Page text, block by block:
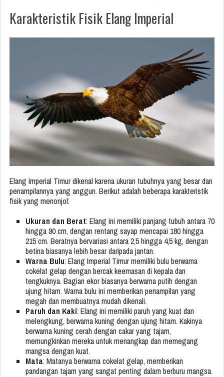
Karakteristik Fisik Elang Imperial
Elang Imperial Timur dikenal karena ukuran tubuhnya yang besar dan
penampilannya yang anggun. Berikut adalah beberapa karakteristik
fisik yang menonjol:
Ukuran dan Berat: Elang ini memiliki panjang tubuh antara 70
hingga 90 cm, dengan rentang sayap mencapai 180 hingga
215 cm. Beratnya bervariasi antara 2,5 hingga 4,5 kg, dengan
betina biasanya lebih besar daripada jantan.
Warna Bulu: Elang Imperial Timur memiliki bulu berwarna
cokelat gelap dengan bercak keemasan di kepala dan
tengkuknya. Bagian ekor biasanya berwarna putih dengan
ujung hitam. Warna bulu ini memberikan penampilan yang
megah dan membuatnya mudah dikenali.
Paruh dan Kaki: Elang ini memiliki paruh yang kuat dan
melengkung, berwarna kuning dengan ujung hitam. Kakinya
berwarna kuning cerah dengan cakar yang tajam,
memungkinkan mereka untuk menangkap dan memegang
mangsa dengan kuat.
Mata: Matanya berwarna cokelat gelap, memberikan
pandangan tajam yang sangat penting dalam berburu mangsa.